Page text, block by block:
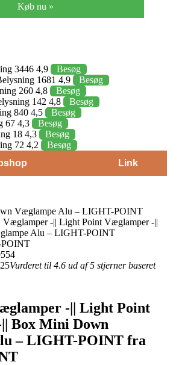
Køb nu »
3446 4,9
Besøg
1681 4,9
Besøg
260 4,8
Besøg
142 4,8
Besøg
840 4,5
Besøg
67 4,3
Besøg
18 4,3
Besøg
72 4,2
Besøg
Link
Væglampe Alu – LIGHT-POINT
Væglamper -|| Light Point Væglamper -||
Alu – LIGHT-POINT
Vurderet til 4.6 ud af 5 stjerner baseret
-|| Light Point
Box Mini Down
– LIGHT-POINT fra